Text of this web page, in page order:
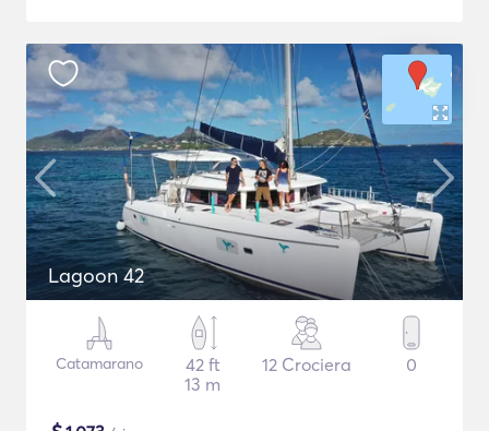
Lagoon 42
Catamarano
42 ft
13 m
12 Crociera 0